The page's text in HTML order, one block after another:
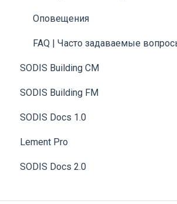
Оповещения
FAQ | Часто задаваемые
SODIS Building CM
Общие сведения
Работа с технической
Управление строительством
Материально-техническое
SODIS Building FM
Общие сведения
Инженерные системы и
График планово-
SODIS Docs 1.0
Начало работы
Общие положения
Lement Pro
Общие сведения
SODIS Docs 2.0